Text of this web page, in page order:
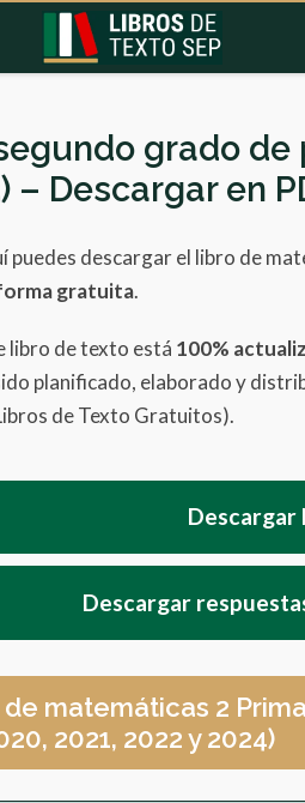
grado
– Descargar en
puedes descargar el libro de
gratuita.
libro de texto está 100%
planificado, elaborado y
de Texto Gratuitos).
Descargar
matemáticas 2
2021, 2022 y 2024)